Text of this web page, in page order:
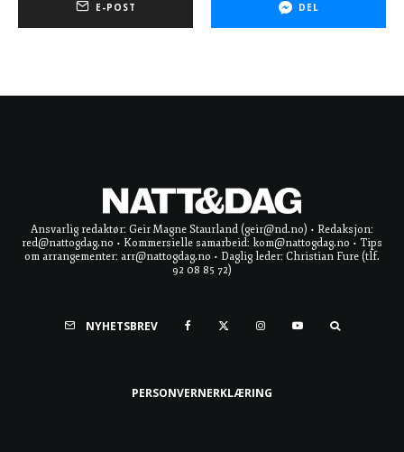
E-POST DEL
Ansvarlig redaktør: Geir Magne Staurland (geir@nd.no) • Redaksjon:
red@nattogdag.no • Kommersielle samarbeid: kom@nattogdag.no • Tips
om arrangementer: arr@nattogdag.no • Daglig leder: Christian Fure (tlf.
92 08 85 72)
NYHETSBREV
PERSONVERNERKLÆRING